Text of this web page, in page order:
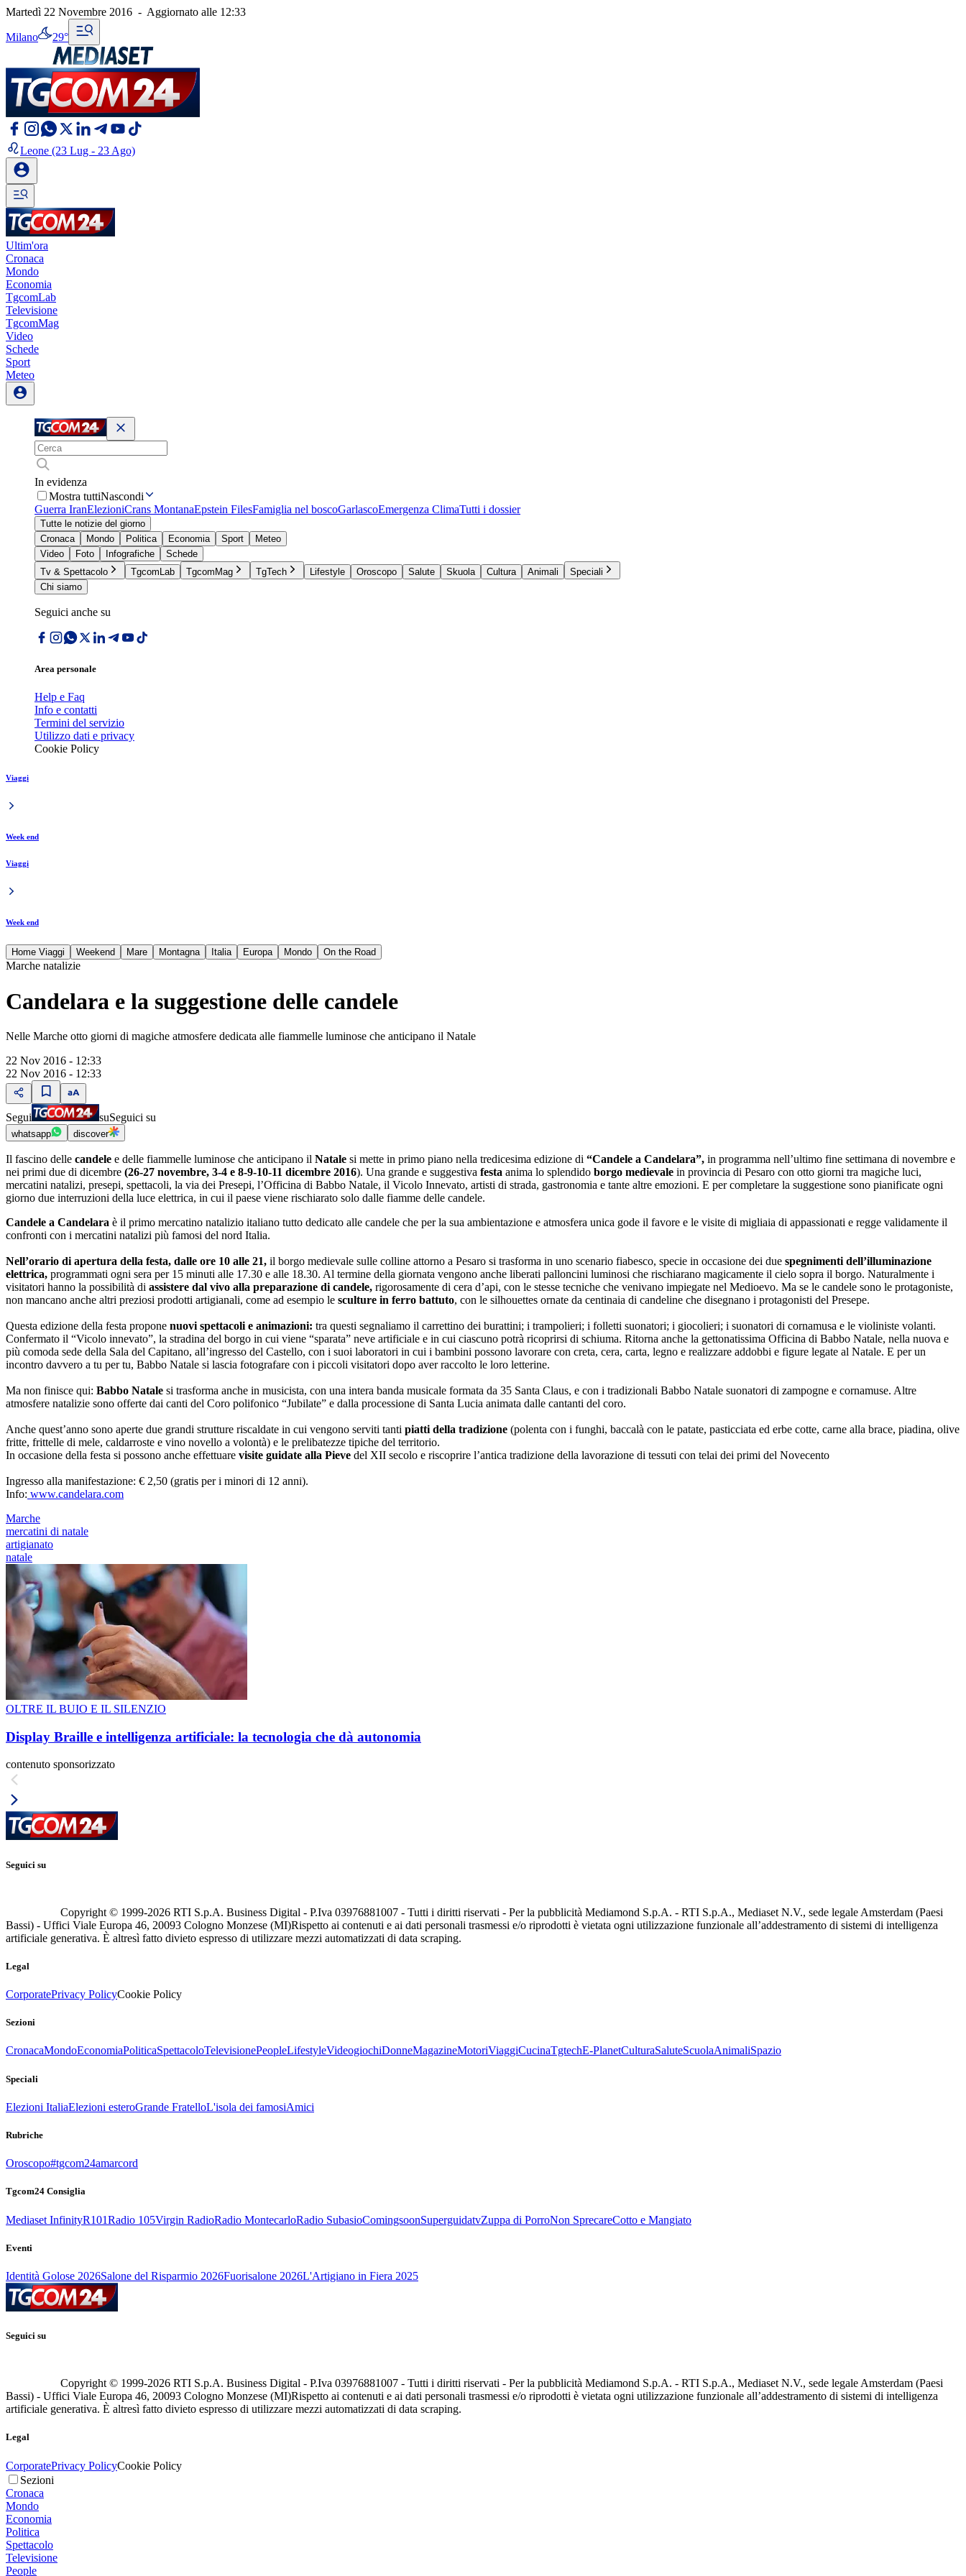
Martedì 22 Novembre 2016 - Aggiornato alle 12:33
Milano 29°
Leone (23 Lug - 23 Ago)
Ultim'ora
Cronaca
Mondo
Economia
TgcomLab
Televisione
TgcomMag
Video
Schede
Sport
Meteo
In evidenza
Mostra tuttiNascondi
Guerra IranElezioniCrans MontanaEpstein FilesFamiglia nel boscoGarlascoEmergenza ClimaTutti i dossier
Tutte le notizie del giorno
Cronaca
Mondo Politica Economia Sport
Meteo
Video
Foto Infografiche
Schede
Tv & Spettacolo
TgcomLab TgcomMag TgTech Lifestyle Oroscopo Salute Skuola Cultura Animali
Speciali
Chi siamo
Seguici anche su
Area personale
Help e Faq
Info e contatti
Termini del servizio
Utilizzo dati e privacy
Cookie Policy
Viaggi
Week end
Viaggi
Week end
Home Viaggi Weekend Mare Montagna Italia Europa Mondo On the Road
Marche natalizie
Candelara e la suggestione delle candele
Nelle Marche otto giorni di magiche atmosfere dedicata alle fiammelle luminose che anticipano il Natale
22 Nov 2016 - 12:33
22 Nov 2016 - 12:33
Segui suSeguici su
whatsapp discover
Il fascino delle candele e delle fiammelle luminose che anticipano il Natale si mette in primo piano nella tredicesima edizione di “Candele a Candelara”, in programma nell’ultimo fine settimana di novembre e
nei primi due di dicembre (26-27 novembre, 3-4 e 8-9-10-11 dicembre 2016). Una grande e suggestiva festa anima lo splendido borgo medievale in provincia di Pesaro con otto giorni tra magiche luci,
mercatini natalizi, presepi, spettacoli, la via dei Presepi, l’Officina di Babbo Natale, il Vicolo Innevato, artisti di strada, gastronomia e tante altre emozioni. E per completare la suggestione sono pianificate ogni
giorno due interruzioni della luce elettrica, in cui il paese viene rischiarato solo dalle fiamme delle candele.
Candele a Candelara è il primo mercatino natalizio italiano tutto dedicato alle candele che per la sua ambientazione e atmosfera unica gode il favore e le visite di migliaia di appassionati e regge validamente il
confronti con i mercatini natalizi più famosi del nord Italia.
Nell’orario di apertura della festa, dalle ore 10 alle 21, il borgo medievale sulle colline attorno a Pesaro si trasforma in uno scenario fiabesco, specie in occasione dei due spegnimenti dell’illuminazione
elettrica, programmati ogni sera per 15 minuti alle 17.30 e alle 18.30. Al termine della giornata vengono anche liberati palloncini luminosi che rischiarano magicamente il cielo sopra il borgo. Naturalmente i
visitatori hanno la possibilità di assistere dal vivo alla preparazione di candele, rigorosamente di cera d’api, con le stesse tecniche che venivano impiegate nel Medioevo. Ma se le candele sono le protagoniste,
non mancano anche altri preziosi prodotti artigianali, come ad esempio le sculture in ferro battuto, con le silhouettes ornate da centinaia di candeline che disegnano i protagonisti del Presepe.
Questa edizione della festa propone nuovi spettacoli e animazioni: tra questi segnaliamo il carrettino dei burattini; i trampolieri; i folletti suonatori; i giocolieri; i suonatori di cornamusa e le violiniste volanti.
Confermato il “Vicolo innevato”, la stradina del borgo in cui viene “sparata” neve artificiale e in cui ciascuno potrà ricoprirsi di schiuma. Ritorna anche la gettonatissima Officina di Babbo Natale, nella nuova e
più comoda sede della Sala del Capitano, all’ingresso del Castello, con i suoi laboratori in cui i bambini possono lavorare con creta, cera, carta, legno e realizzare addobbi e figure legate al Natale. E per un
incontro davvero a tu per tu, Babbo Natale si lascia fotografare con i piccoli visitatori dopo aver raccolto le loro letterine.
Ma non finisce qui: Babbo Natale si trasforma anche in musicista, con una intera banda musicale formata da 35 Santa Claus, e con i tradizionali Babbo Natale suonatori di zampogne e cornamuse. Altre
atmosfere natalizie sono offerte dai canti del Coro polifonico “Jubilate” e dalla processione di Santa Lucia animata dalle cantanti del coro.
Anche quest’anno sono aperte due grandi strutture riscaldate in cui vengono serviti tanti piatti della tradizione (polenta con i funghi, baccalà con le patate, pasticciata ed erbe cotte, carne alla brace, piadina, olive
fritte, frittelle di mele, caldarroste e vino novello a volontà) e le prelibatezze tipiche del territorio.
In occasione della festa si possono anche effettuare visite guidate alla Pieve del XII secolo e riscoprire l’antica tradizione della lavorazione di tessuti con telai dei primi del Novecento
Ingresso alla manifestazione: € 2,50 (gratis per i minori di 12 anni).
Info: ​www.candelara.com
Marche
mercatini di natale
artigianato
natale
OLTRE IL BUIO E IL SILENZIO
Display Braille e intelligenza artificiale: la tecnologia che dà autonomia
contenuto sponsorizzato
Seguici su
Copyright © 1999-2026 RTI S.p.A. Business Digital - P.Iva 03976881007 - Tutti i diritti riservati - Per la pubblicità Mediamond S.p.A. - RTI S.p.A., Mediaset N.V., sede legale Amsterdam (Paesi
Bassi) - Uffici Viale Europa 46, 20093 Cologno Monzese (MI)Rispetto ai contenuti e ai dati personali trasmessi e/o riprodotti è vietata ogni utilizzazione funzionale all’addestramento di sistemi di intelligenza
artificiale generativa. È altresì fatto divieto espresso di utilizzare mezzi automatizzati di data scraping.
Legal
CorporatePrivacy PolicyCookie Policy
Sezioni
CronacaMondoEconomiaPoliticaSpettacoloTelevisionePeopleLifestyleVideogiochiDonneMagazineMotoriViaggiCucinaTgtechE-PlanetCulturaSaluteScuolaAnimaliSpazio
Speciali
Elezioni ItaliaElezioni esteroGrande FratelloL'isola dei famosiAmici
Rubriche
Oroscopo#tgcom24amarcord
Tgcom24 Consiglia
Mediaset InfinityR101Radio 105Virgin RadioRadio MontecarloRadio SubasioComingsoonSuperguidatvZuppa di PorroNon SprecareCotto e Mangiato
Eventi
Identità Golose 2026Salone del Risparmio 2026Fuorisalone 2026L'Artigiano in Fiera 2025
Seguici su
Copyright © 1999-2026 RTI S.p.A. Business Digital - P.Iva 03976881007 - Tutti i diritti riservati - Per la pubblicità Mediamond S.p.A. - RTI S.p.A., Mediaset N.V., sede legale Amsterdam (Paesi
Bassi) - Uffici Viale Europa 46, 20093 Cologno Monzese (MI)Rispetto ai contenuti e ai dati personali trasmessi e/o riprodotti è vietata ogni utilizzazione funzionale all’addestramento di sistemi di intelligenza
artificiale generativa. È altresì fatto divieto espresso di utilizzare mezzi automatizzati di data scraping.
Legal
CorporatePrivacy PolicyCookie Policy
Sezioni
Cronaca
Mondo
Economia
Politica
Spettacolo
Televisione
People